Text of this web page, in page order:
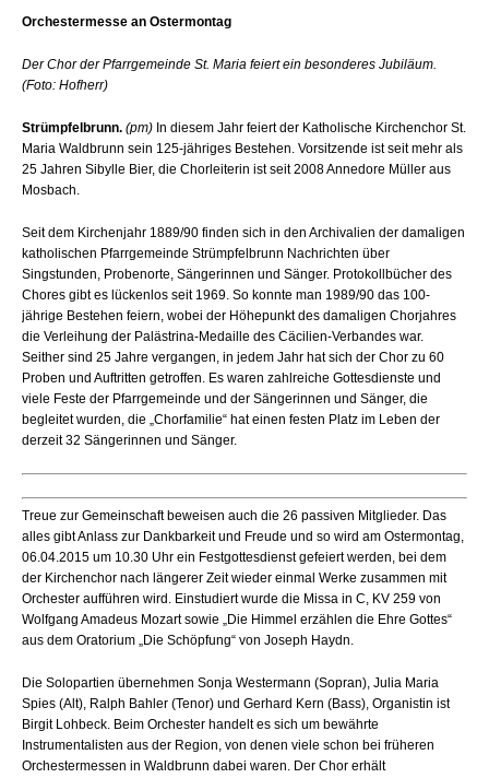
Orchestermesse an Ostermontag
Der Chor der Pfarrgemeinde St. Maria feiert ein besonderes Jubiläum.
(Foto: Hofherr)
Strümpfelbrunn. (pm) In diesem Jahr feiert der Katholische Kirchenchor St.
Maria Waldbrunn sein 125-jähriges Bestehen. Vorsitzende ist seit mehr als
25 Jahren Sibylle Bier, die Chorleiterin ist seit 2008 Annedore Müller aus
Mosbach.
Seit dem Kirchenjahr 1889/90 finden sich in den Archivalien der damaligen
katholischen Pfarrgemeinde Strümpfelbrunn Nachrichten über
Singstunden, Probenorte, Sängerinnen und Sänger. Protokollbücher des
Chores gibt es lückenlos seit 1969. So konnte man 1989/90 das 100-
jährige Bestehen feiern, wobei der Höhepunkt des damaligen Chorjahres
die Verleihung der Palästrina-Medaille des Cäcilien-Verbandes war.
Seither sind 25 Jahre vergangen, in jedem Jahr hat sich der Chor zu 60
Proben und Auftritten getroffen. Es waren zahlreiche Gottesdienste und
viele Feste der Pfarrgemeinde und der Sängerinnen und Sänger, die
begleitet wurden, die „Chorfamilie“ hat einen festen Platz im Leben der
derzeit 32 Sängerinnen und Sänger.
Treue zur Gemeinschaft beweisen auch die 26 passiven Mitglieder. Das
alles gibt Anlass zur Dankbarkeit und Freude und so wird am Ostermontag,
06.04.2015 um 10.30 Uhr ein Festgottesdienst gefeiert werden, bei dem
der Kirchenchor nach längerer Zeit wieder einmal Werke zusammen mit
Orchester aufführen wird. Einstudiert wurde die Missa in C, KV 259 von
Wolfgang Amadeus Mozart sowie „Die Himmel erzählen die Ehre Gottes“
aus dem Oratorium „Die Schöpfung“ von Joseph Haydn.
Die Solopartien übernehmen Sonja Westermann (Sopran), Julia Maria
Spies (Alt), Ralph Bahler (Tenor) und Gerhard Kern (Bass), Organistin ist
Birgit Lohbeck. Beim Orchester handelt es sich um bewährte
Instrumentalisten aus der Region, von denen viele schon bei früheren
Orchestermessen in Waldbrunn dabei waren. Der Chor erhält